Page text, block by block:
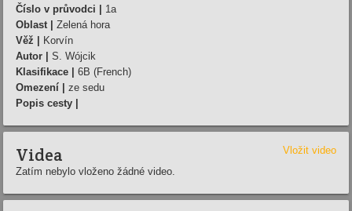
Číslo v průvodci |
1a
Oblast |
Zelená hora
Věž |
Korvín
Autor |
S. Wójcik
Klasifikace |
6B (French)
Omezení |
ze sedu
Popis cesty |
Videa
Vložit video
Zatím nebylo vloženo žádné video.